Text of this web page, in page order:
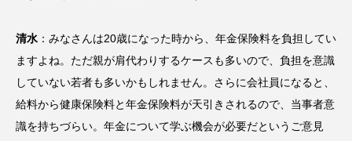
清水 ：みなさんは20歳になった時から、年金保険料を負担してい
ますよね。ただ親が肩代わりするケースも多いので、負担を意識
していない若者も多いかもしれません。さらに会社員になると、
給料から健康保険料と年金保険料が天引きされるので、当事者意
識を持ちづらい。年金について学ぶ機会が必要だというご意見